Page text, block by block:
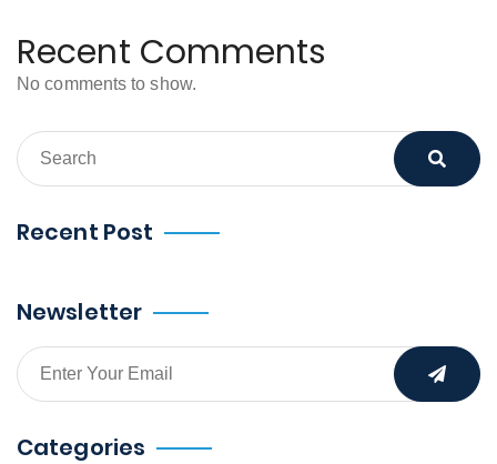
Recent Comments
No comments to show.
Recent Post
Newsletter
Categories